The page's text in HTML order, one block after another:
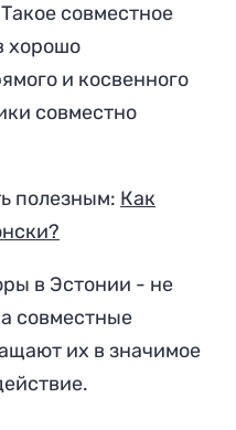
совместное
хорошо
и косвенного
совместно
полезным: Как
в Эстонии - не
совместные
их в значимое